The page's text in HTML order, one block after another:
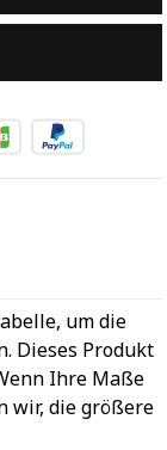
um die
Dieses Produkt
Ihre Maße
wir, die größere